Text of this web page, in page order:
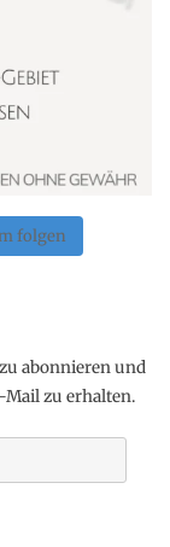
folgen
abonnieren und
Mail zu erhalten.